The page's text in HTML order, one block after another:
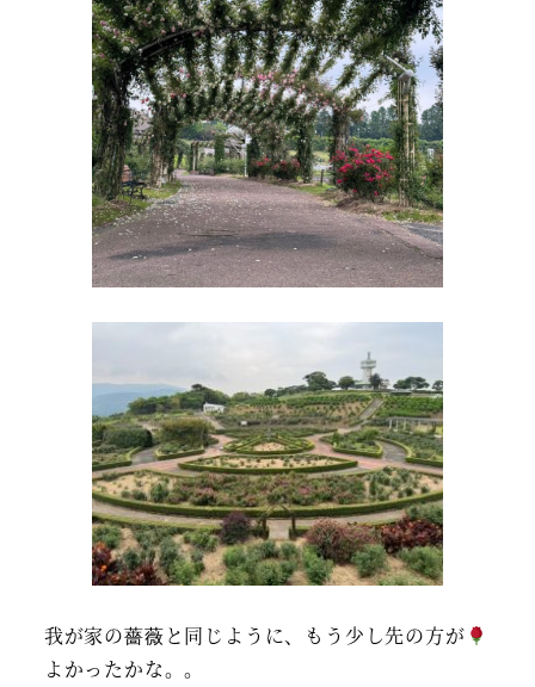
我が家の薔薇と同じように、もう少し先の方が
よかったかな。。